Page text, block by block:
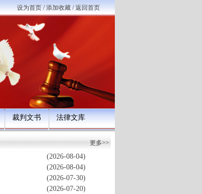
设为首页/添加收藏/返回首页
裁判文书 法律文库
更多>>
(2026-08-04)
(2026-08-04)
(2026-07-30)
(2026-07-20)